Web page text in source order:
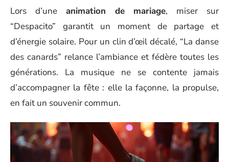
Lors d’une animation de mariage, miser sur
“Despacito” garantit un moment de partage et
d’énergie solaire. Pour un clin d’œil décalé, “La danse
des canards” relance l’ambiance et fédère toutes les
générations. La musique ne se contente jamais
d’accompagner la fête : elle la façonne, la propulse,
en fait un souvenir commun.